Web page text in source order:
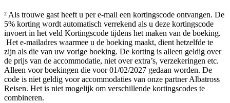
² Als trouwe gast heeft u per e-mail een kortingscode ontvangen. De
5% korting wordt automatisch verrekend als u deze kortingscode
invoert in het veld Kortingscode tijdens het maken van de boeking.
Het e-mailadres waarmee u de boeking maakt, dient hetzelfde te
zijn als die van uw vorige boeking. De korting is alleen geldig over
de prijs van de accommodatie, niet over extra’s, verzekeringen etc.
Alleen voor boekingen die voor 01/02/2027 gedaan worden. De
code is niet geldig voor accommodaties van onze partner Albatross
Reisen. Het is niet mogelijk om verschillende kortingscodes te
combineren.